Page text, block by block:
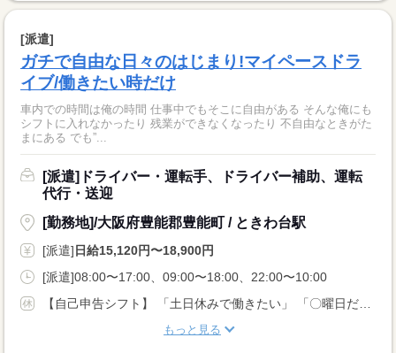
[派遣]
ガチで自由な日々のはじまり!マイペースドラ
イブ/働きたい時だけ
車内での時間は俺の時間 仕事中でもそこに自由がある そんな俺にも
シフトに入れなかったり 残業ができなくなったり 不自由なときがた
まにある でも”...
[派遣]ドライバー・運転手、ドライバー補助、運転
代行・送迎
[勤務地]/大阪府豊能郡豊能町 / ときわ台駅
[派遣] 日給15,120円〜18,900円
[派遣]08:00〜17:00、09:00〜18:00、22:00〜10:00
もっと見る